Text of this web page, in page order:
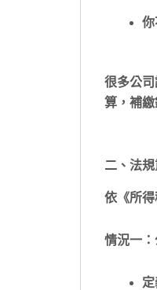
你
/
很多公
算，補繳
二、法
依《所
情況一